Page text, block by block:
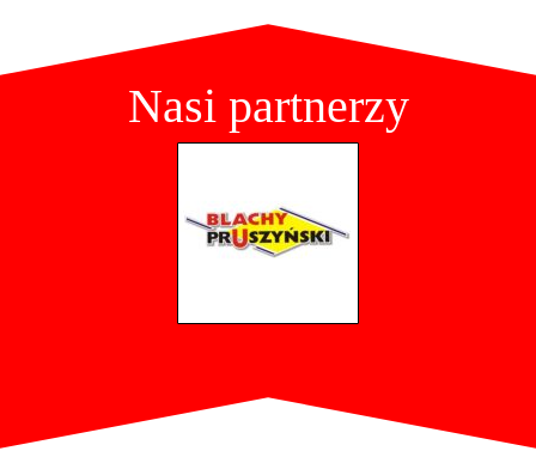
Nasi partnerzy